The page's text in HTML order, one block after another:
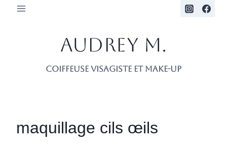
Skip
Audrey M.
Coiffeuse Visagiste et make-up
maquillage cils œils